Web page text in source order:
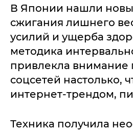
В Японии нашли
сжигания лишнего
усилий и ущерба
методика
привлекла внимание
соцсетей настолько,
интернет-трендом,
Техника получила